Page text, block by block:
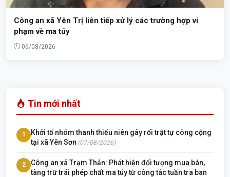
Công an xã Yên Trị liên tiếp xử lý các trường hợp vi
phạm về ma túy
06/08/2026
Tin mới nhất
1
Khởi tố nhóm thanh thiếu niên gây rối trật tự công cộng
tại xã Yên Sơn (07/08/2026)
2
Công an xã Trạm Thản: Phát hiện đối tượng mua bán,
tàng trữ trái phép chất ma túy từ công tác tuần tra ban